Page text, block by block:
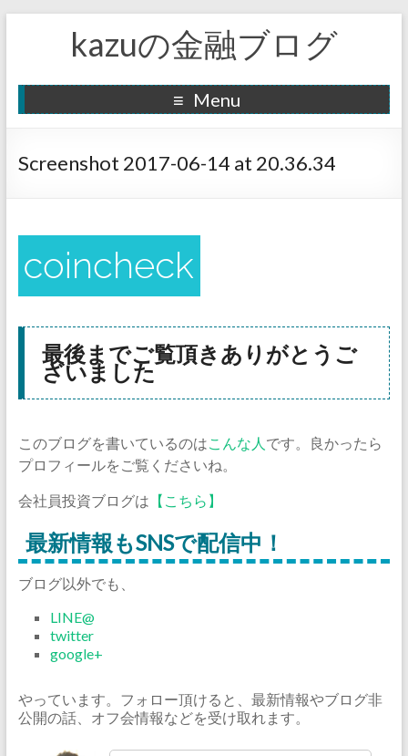
kazuの金融ブログ
Menu
Screenshot 2017-06-14 at 20.36.34
最後までご覧頂きありがとうご
ざいました
このブログを書いているのはこんな人 です。良かったら
プロフィールをご覧くださいね。
会社員投資ブログは 【こちら】
最新情報もSNSで配信中！
ブログ以外でも、
LINE@
twitter
google+
やっています。フォロー頂けると、最新情報やブログ非
公開の話、オフ会情報などを受け取れます。